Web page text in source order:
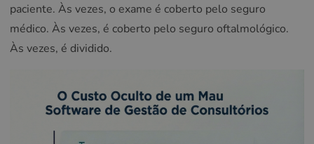
paciente. Às vezes, o exame é coberto pelo seguro
médico. Às vezes, é coberto pelo seguro oftalmológico.
Às vezes, é dividido.